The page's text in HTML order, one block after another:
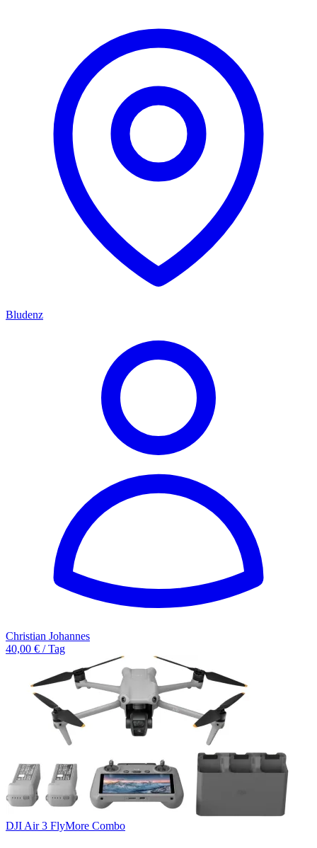
Bludenz
Christian Johannes
40,00 € / Tag
DJI Air 3 FlyMore Combo